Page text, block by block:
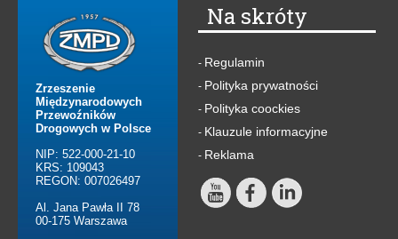
Zrzeszenie
Międzynarodowych
Przewoźników
Drogowych w Polsce
NIP: 522-000-21-10
KRS: 109043
REGON: 007026497
Al. Jana Pawła II 78
00-175 Warszawa
Na skróty
- Regulamin
- Polityka prywatności
- Polityka coockies
- Klauzule informacyjne
- Reklama